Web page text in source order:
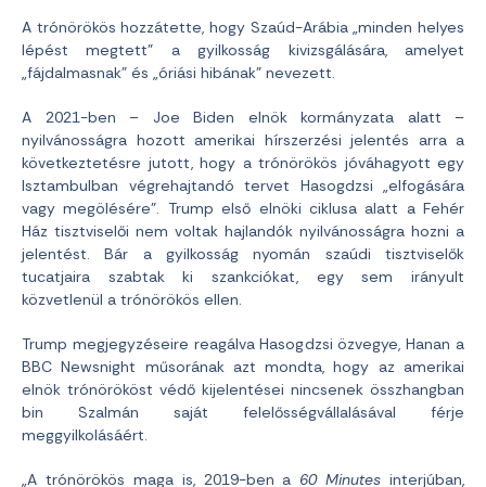
A trónörökös hozzátette, hogy Szaúd-Arábia „minden helyes
lépést megtett” a gyilkosság kivizsgálására, amelyet
„fájdalmasnak” és „óriási hibának” nevezett.
A 2021-ben – Joe Biden elnök kormányzata alatt –
nyilvánosságra hozott amerikai hírszerzési jelentés arra a
következtetésre jutott, hogy a trónörökös jóváhagyott egy
Isztambulban végrehajtandó tervet Hasogdzsi „elfogására
vagy megölésére”. Trump első elnöki ciklusa alatt a Fehér
Ház tisztviselői nem voltak hajlandók nyilvánosságra hozni a
jelentést. Bár a gyilkosság nyomán szaúdi tisztviselők
tucatjaira szabtak ki szankciókat, egy sem irányult
közvetlenül a trónörökös ellen.
Trump megjegyzéseire reagálva Hasogdzsi özvegye, Hanan a
BBC Newsnight műsorának azt mondta, hogy az amerikai
elnök trónörököst védő kijelentései nincsenek összhangban
bin Szalmán saját felelősségvállalásával férje
meggyilkolásáért.
„A trónörökös maga is, 2019-ben a 60 Minutes interjúban,